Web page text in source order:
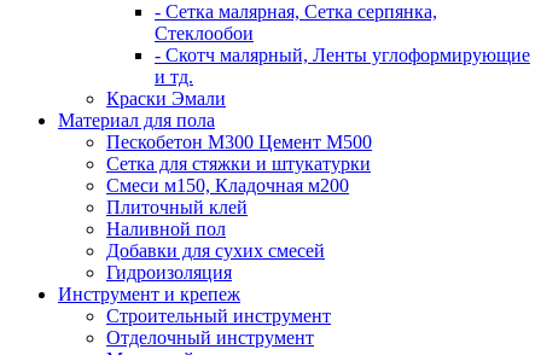
- Сетка малярная, Сетка серпянка,
Стеклообои
- Скотч малярный, Ленты углоформирующие
и тд.
Краски Эмали
Материал для пола
Пескобетон М300 Цемент М500
Сетка для стяжки и штукатурки
Смеси м150, Кладочная м200
Плиточный клей
Наливной пол
Добавки для сухих смесей
Гидроизоляция
Инструмент и крепеж
Строительный инструмент
Отделочный инструмент